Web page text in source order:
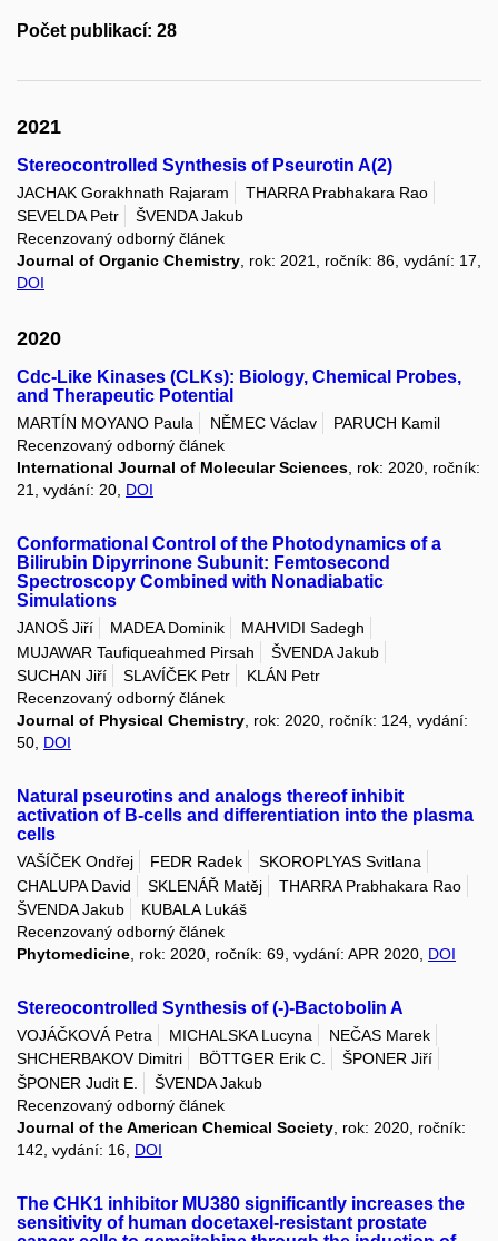
Počet publikací: 28
2021
Stereocontrolled Synthesis of Pseurotin A(2)
JACHAK Gorakhnath Rajaram
THARRA Prabhakara Rao
SEVELDA Petr
ŠVENDA Jakub
Recenzovaný odborný článek
Journal of Organic Chemistry, rok: 2021, ročník: 86, vydání: 17,
DOI
2020
Cdc-Like Kinases (CLKs): Biology, Chemical Probes,
and Therapeutic Potential
MARTÍN MOYANO Paula NĚMEC Václav
PARUCH Kamil
Recenzovaný odborný článek
International Journal of Molecular Sciences , rok: 2020, ročník:
21, vydání: 20, DOI
Conformational Control of the Photodynamics of a
Bilirubin Dipyrrinone Subunit: Femtosecond
Spectroscopy Combined with Nonadiabatic
Simulations
JANOŠ Jiří MADEA Dominik
MAHVIDI Sadegh
MUJAWAR Taufiqueahmed Pirsah
ŠVENDA Jakub
SUCHAN Jiří
SLAVÍČEK Petr
KLÁN Petr
Recenzovaný odborný článek
Journal of Physical Chemistry , rok: 2020, ročník: 124, vydání:
50, DOI
Natural pseurotins and analogs thereof inhibit
activation of B-cells and differentiation into the plasma
cells
VAŠÍČEK Ondřej FEDR Radek
SKOROPLYAS Svitlana
CHALUPA David
SKLENÁŘ Matěj
THARRA Prabhakara Rao
ŠVENDA Jakub
KUBALA Lukáš
Recenzovaný odborný článek
Phytomedicine , rok: 2020, ročník: 69, vydání: APR 2020, DOI
Stereocontrolled Synthesis of (-)-Bactobolin A
VOJÁČKOVÁ Petra MICHALSKA Lucyna
NEČAS Marek
SHCHERBAKOV Dimitri
BÖTTGER Erik C.
ŠPONER Jiří
ŠPONER Judit E.
ŠVENDA Jakub
Recenzovaný odborný článek
Journal of the American Chemical Society , rok: 2020, ročník:
142, vydání: 16, DOI
The CHK1 inhibitor MU380 significantly increases the
sensitivity of human docetaxel-resistant prostate